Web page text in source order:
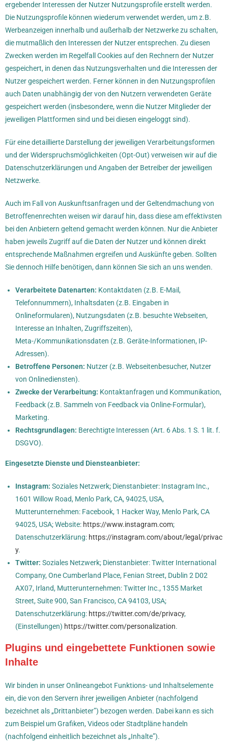
ergebender Interessen der Nutzer Nutzungsprofile erstellt werden.
Die Nutzungsprofile können wiederum verwendet werden, um z.B.
Werbeanzeigen innerhalb und außerhalb der Netzwerke zu schalten,
die mutmaßlich den Interessen der Nutzer entsprechen. Zu diesen
Zwecken werden im Regelfall Cookies auf den Rechnern der Nutzer
gespeichert, in denen das Nutzungsverhalten und die Interessen der
Nutzer gespeichert werden. Ferner können in den Nutzungsprofilen
auch Daten unabhängig der von den Nutzern verwendeten Geräte
gespeichert werden (insbesondere, wenn die Nutzer Mitglieder der
jeweiligen Plattformen sind und bei diesen eingeloggt sind).
Für eine detaillierte Darstellung der jeweiligen Verarbeitungsformen
und der Widerspruchsmöglichkeiten (Opt-Out) verweisen wir auf die
Datenschutzerklärungen und Angaben der Betreiber der jeweiligen
Netzwerke.
Auch im Fall von Auskunftsanfragen und der Geltendmachung von
Betroffenenrechten weisen wir darauf hin, dass diese am effektivsten
bei den Anbietern geltend gemacht werden können. Nur die Anbieter
haben jeweils Zugriff auf die Daten der Nutzer und können direkt
entsprechende Maßnahmen ergreifen und Auskünfte geben. Sollten
Sie dennoch Hilfe benötigen, dann können Sie sich an uns wenden.
Verarbeitete Datenarten: Kontaktdaten (z.B. E-Mail,
Telefonnummern), Inhaltsdaten (z.B. Eingaben in
Onlineformularen), Nutzungsdaten (z.B. besuchte Webseiten,
Interesse an Inhalten, Zugriffszeiten),
Meta-/Kommunikationsdaten (z.B. Geräte-Informationen, IP-
Adressen).
Betroffene Personen: Nutzer (z.B. Webseitenbesucher, Nutzer
von Onlinediensten).
Zwecke der Verarbeitung: Kontaktanfragen und Kommunikation,
Feedback (z.B. Sammeln von Feedback via Online-Formular),
Marketing.
Rechtsgrundlagen: Berechtigte Interessen (Art. 6 Abs. 1 S. 1 lit. f.
DSGVO).
Eingesetzte Dienste und Diensteanbieter:
Instagram: Soziales Netzwerk; Dienstanbieter: Instagram Inc.,
1601 Willow Road, Menlo Park, CA, 94025, USA,
Mutterunternehmen: Facebook, 1 Hacker Way, Menlo Park, CA
94025, USA; Website: https://www.instagram.com;
Datenschutzerklärung: https://instagram.com/about/legal/privac
y.
Twitter: Soziales Netzwerk; Dienstanbieter: Twitter International
Company, One Cumberland Place, Fenian Street, Dublin 2 D02
AX07, Irland, Mutterunternehmen: Twitter Inc., 1355 Market
Street, Suite 900, San Francisco, CA 94103, USA;
Datenschutzerklärung: https://twitter.com/de/privacy,
(Einstellungen) https://twitter.com/personalization.
Plugins und eingebettete Funktionen sowie
Inhalte
Wir binden in unser Onlineangebot Funktions- und Inhaltselemente
ein, die von den Servern ihrer jeweiligen Anbieter (nachfolgend
bezeichnet als „Drittanbieter”) bezogen werden. Dabei kann es sich
zum Beispiel um Grafiken, Videos oder Stadtpläne handeln
(nachfolgend einheitlich bezeichnet als „Inhalte”).